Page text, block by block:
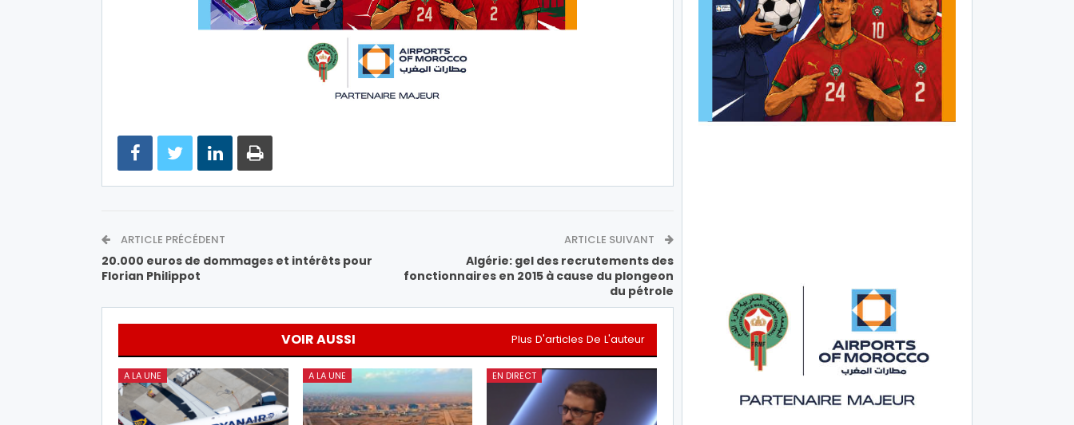
ARTICLE PRÉCÉDENT
20.000 euros de dommages et intérêts pour
Florian Philippot
ARTICLE SUIVANT
Algérie: gel des recrutements des
fonctionnaires en 2015 à cause du plongeon
du pétrole
VOIR AUSSI Plus D'articles De L'auteur
A LA UNE A LA UNE EN DIRECT